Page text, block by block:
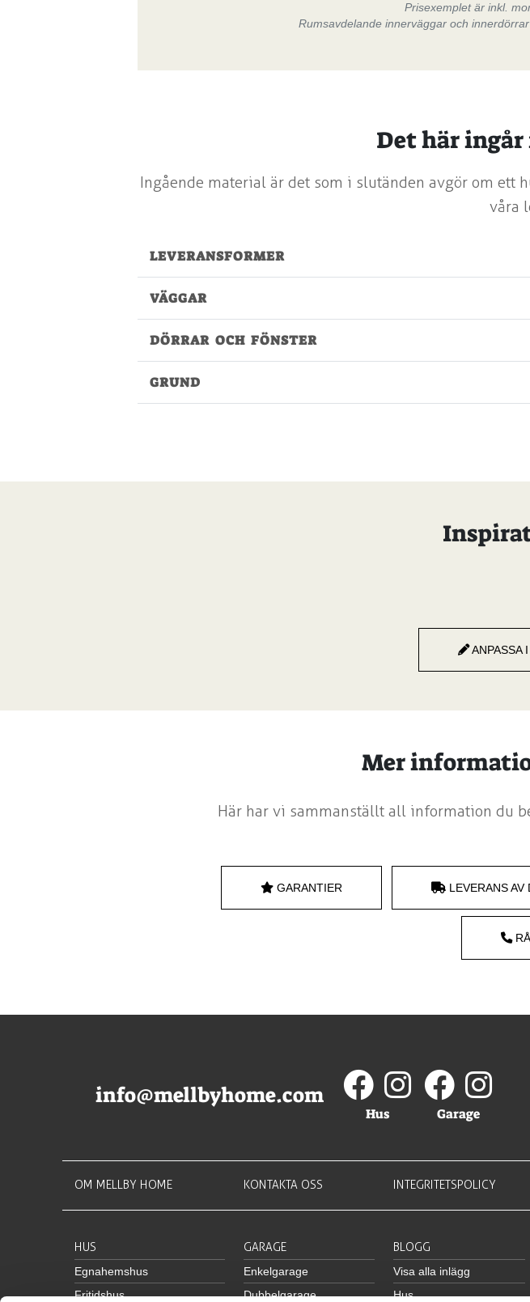
Prisexemplet är inkl.
Rumsavdelande innerväggar och
Det här ingår
Ingående material är det som i slutänden avgör om
våra
LEVERANSFORMER
VÄGGAR
DÖRRAR OCH FÖNSTER
GRUND
ANPASSA
Mer
Här har vi sammanställt all information du
GARANTIER LEVERANS AV
info@mellbyhome.com
Hus Garage
OM MELLBY HOME KONTAKTA OSS INTEGRITETSPOLICY
HUS
Egnahemshus
Fritidshus
GARAGE
Enkelgarage
Dubbelgarage
BLOGG
Visa alla inlägg
Hus